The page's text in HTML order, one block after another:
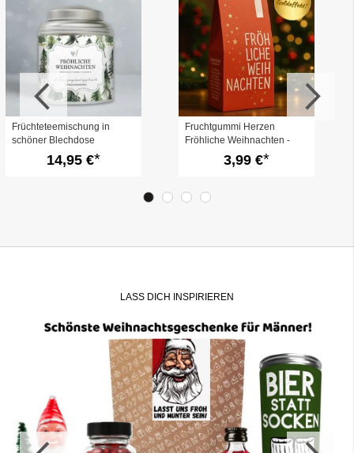
Früchteteemischung in
schöner Blechdose
„Fröhliche Weihnachten“
14,95 €
Fruchtgummi Herzen
Fröhliche Weihnachten -
Edition 20253,99 €
LASS DICH INSPIRIEREN